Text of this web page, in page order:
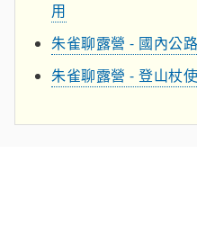
用
朱雀聊露營 - 國內公
朱雀聊露營 - 登山杖